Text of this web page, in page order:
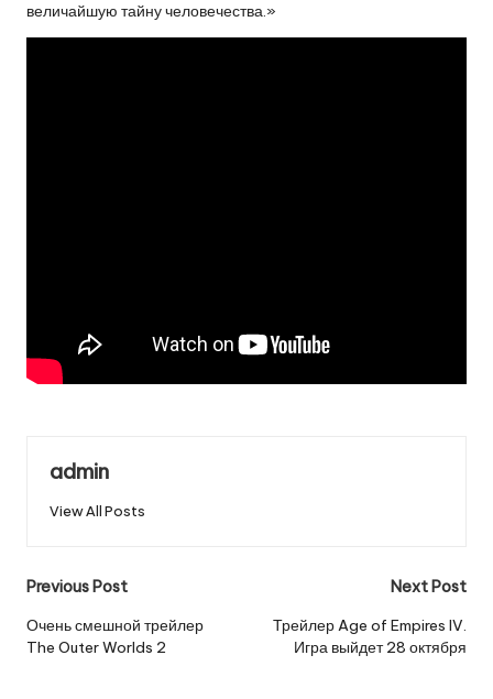
величайшую тайну человечества.»
admin
View All Posts
Post
navigation
Previous Post
Очень смешной трейлер
The Outer Worlds 2
Next Post
Трейлер Age of Empires IV.
Игра выйдет 28 октября